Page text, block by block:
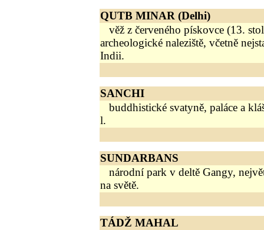
QUTB MINAR (Delhi)
věž z červeného pískovce (13.
archeologické naleziště, včetně
Indii.
SANCHI
buddhistické svatyně, paláce a
l.
SUNDARBANS
národní park v deltě Gangy,
na světě.
TÁDŽ MAHAL